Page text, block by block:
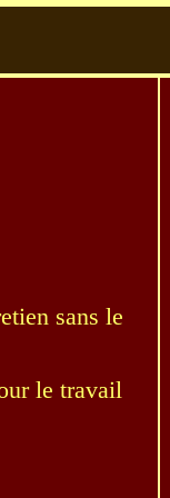
sans le
le travail